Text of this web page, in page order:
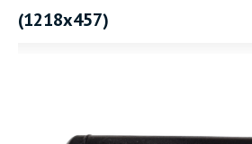
(1218x457)